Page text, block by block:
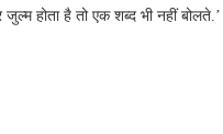
होता है तो एक शब्द भी नहीं बोलते.’